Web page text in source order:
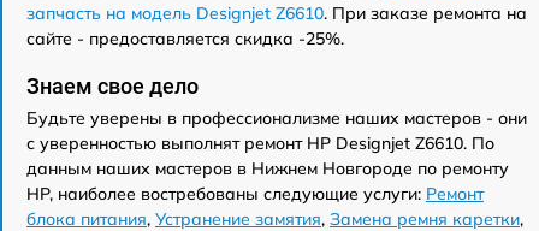
запчасть на модель Designjet Z6610. При заказе ремонта на
сайте - предоставляется скидка -25%.
Знаем свое дело
Будьте уверены в профессионализме наших мастеров - они
с уверенностью выполнят ремонт HP Designjet Z6610. По
данным наших мастеров в Нижнем Новгороде по ремонту
HP, наиболее востребованы следующие услуги: Ремонт
блока питания, Устранение замятия, Замена ремня каретки,